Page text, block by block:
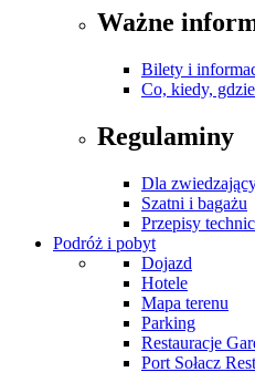
Ważne
Bilety i
Co, kiedy,
Regulaminy
Dla
Szatni i bagażu
Przepisy
Podróż i pobyt
Dojazd
Hotele
Mapa terenu
Parking
Restauracje
Port Sołacz